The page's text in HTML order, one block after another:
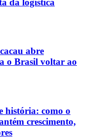
da logística
abre
o Brasil voltar ao
história: como o
crescimento,